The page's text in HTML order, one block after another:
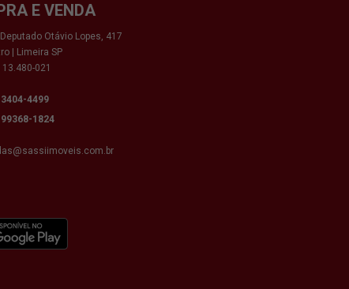
E VENDA
Otávio Lopes, 417
| Limeira SP
13.480-021
4499
1824